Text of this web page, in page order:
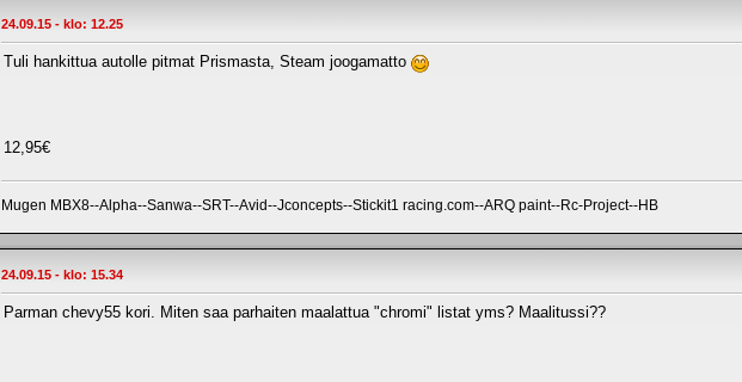
24.09.15 - klo: 12.25
Tuli hankittua autolle pitmat Prismasta, Steam joogamatto
12,95€
Mugen MBX8--Alpha--Sanwa--SRT--Avid--Jconcepts--Stickit1 racing.com--ARQ paint--Rc-Project--HB
24.09.15 - klo: 15.34
Parman chevy55 kori. Miten saa parhaiten maalattua "chromi" listat yms? Maalitussi??